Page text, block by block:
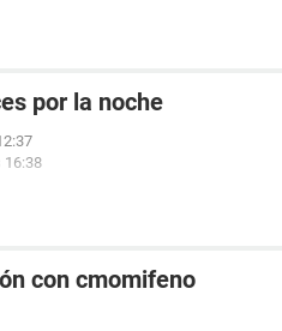
por la noche
16:38
con cmomifeno